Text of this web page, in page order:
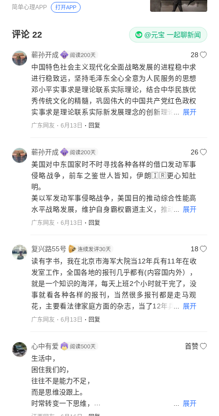
简单心理APP 打开APP
评论 22 @元宝 一起聊新闻
蕲孙开成
28
中国特色社会主义现代化全面战略发展的进程稳中求
进行稳致远，坚持毛泽东全心全意为人民服务的思想
邓小平实事求是理论联系实际理论，结合中华民族优
秀传统文化的精髓，巩固伟大的中国共产党红色政权
实事求是理论联系实际新发展理念的创新理论，全面
彰显中国共产党红色政权立党为公执政为民，逐步实
立世界东方的野心❤️，向全球发出铿锵有力的声音，
掷地有声
展开
广东网友 6月13日 回复
蕲孙开成
26
美国对中东国家时不时寻找各种各样的借口发动军事
侵略战争，前车之鉴世人皆知，伊朗🇮🇷更心知肚
明。
美以军发动军事侵略战争，美国目的推动综合性能高
水平战略发展，维护自身霸权霸道主义，推动美元独
霸全球，利益没有达到不会收兵，美国时不时提出停
多端的战争在筹备，伊朗🇮🇷一失意成千古恨。
伊朗🇮🇷人民团结起来，长痛不如短痛，开弓没有回
头箭，有力精准打击侵略者，为了伊朗🇮🇷不再受到
侵略，为了伊朗🇮🇷后代不再有战争，拿出伊朗🇮🇷
人民的聪明才智，打精心周密布局的目标，不打无准
备之仗，作好持久战持久战的准备，保存军人的实
力，军人要分散，游击战术，发现了目标然后集中开
火，彻彻底底打服敌人，只有彻底打服敌人，敌人才
伊朗🇮🇷然后推动中东不同信仰文明制度的各国力争
逐步团结起来，携手同行并进建设发展各自美丽丰富
多彩的家园，震慑中东辐射全球。
无关人员要撤离战区。
杀杀美国的霸气，等时候差不多了，国际组织在中间
调停。
展开
广东网友 6月13日 回复
复兴路55号
18
读有字书，我在北京市海军大院当12年兵有11年在收
发室工作，全国各地的报刊几乎都有(内容国内外），
就是一个知识的海洋，每天上班2个小时就干完了，没
事就看各种各样的报刊，当然很多报刊都是走马观
花，主要看法律家庭方面的杂志，当了12年兵相当于
读了12年书。
他们读书的精华，然后取之精华去其糟粕，不断提升
自己的工作能力
展开
广东网友 6月13日 回复
心中有爱
首赞
生活中，
困住我们的，
往往不是能力不足，
而是思维没跟上。
时常转变一下思维，
展开